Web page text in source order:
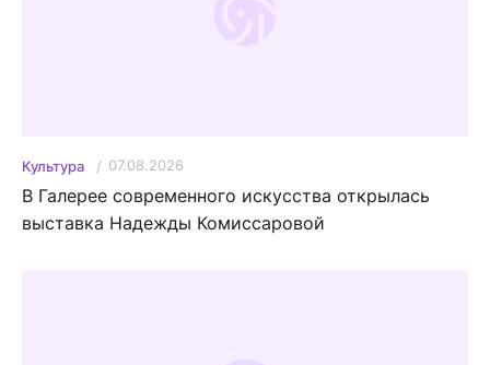
Культура 07.08.2026
В Галерее современного искусства открылась
выставка Надежды Комиссаровой